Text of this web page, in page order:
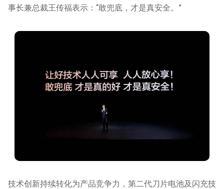
事长兼总裁王传福表示：“敢兜底，才是真安全。”
技术创新持续转化为产品竞争力，第二代刀片电池及闪充技